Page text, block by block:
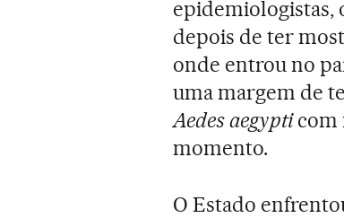
epidemiologistas,
depois de ter
onde entrou no
uma margem de
Aedesaegypticom
momento.
O Estado